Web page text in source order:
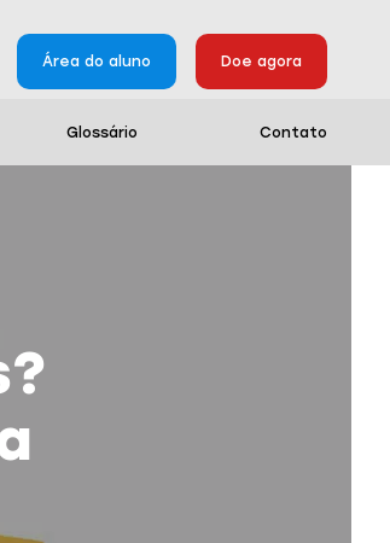
Área do aluno Doe agora
Glossário Contato